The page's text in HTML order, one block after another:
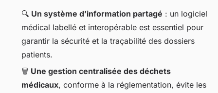
🔍 Un système d’information partagé : un logiciel
médical labellé et interopérable est essentiel pour
garantir la sécurité et la traçabilité des dossiers
patients.
🗑️ Une gestion centralisée des déchets
médicaux, conforme à la réglementation, évite les